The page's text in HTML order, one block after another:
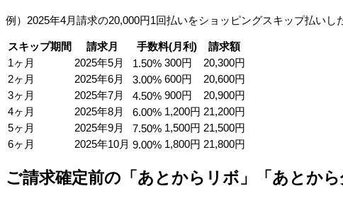
例）2025年4月請求の20,000円1回払いをショッピングスキップ払いし
スキップ期間 請求月 手数料(月利)
請求額
1ヶ月
2025年5月 1.50% 300円
20,300円
2ヶ月
2025年6月 3.00% 600円
20,600円
3ヶ月
2025年7月 4.50% 900円
20,900円
4ヶ月
2025年8月 6.00% 1,200円 21,200円
5ヶ月
2025年9月 7.50% 1,500円 21,500円
6ヶ月
2025年10月 9.00% 1,800円 21,800円
ご請求確定前の「あとからリボ」 「あとか